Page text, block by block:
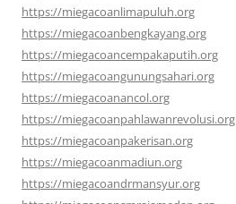
https://miegacoanlimapuluh.org
https://miegacoanbengkayang.org
https://miegacoancempakaputih.org
https://miegacoangunungsahari.org
https://miegacoanancol.org
https://miegacoanpahlawanrevolusi.org
https://miegacoanpakerisan.org
https://miegacoanmadiun.org
https://miegacoandrmansyur.org